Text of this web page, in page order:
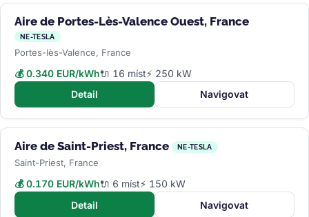
Aire de Portes-Lès-Valence Ouest, France
NE-TESLA
Portes-lès-Valence, France
💰 0.340 EUR/kWh🔌 16 míst⚡ 250 kW
Detail
Navigovat
Aire de Saint-Priest, France NE-TESLA
Saint-Priest, France
💰 0.170 EUR/kWh🔌 6 míst⚡ 150 kW
Detail
Navigovat